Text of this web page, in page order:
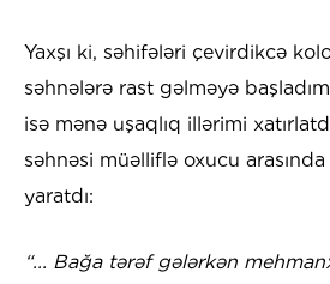
Yaxşı ki, səhifələri çevirdikcə
səhnələrə rast gəlməyə
isə mənə uşaqlıq illərimi
səhnəsi müəlliflə oxucu
yaratdı:
“... Bağa tərəf gələrkən